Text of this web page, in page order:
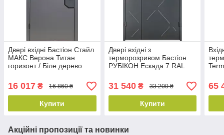
Двері вхідні Бастіон Стайл
МАКС Верона Титан
горизонт / Біле дерево
16 017 ₴ 16 860 ₴
Купити
Двері вхідні з
терморозривом Бастіон
РУБІКОН Ескада 7 RAL
Антрацит 1200х2050 мм
31 540₴ 33 200 ₴
Купити
мм
65
Акційні пропозиції та новинки